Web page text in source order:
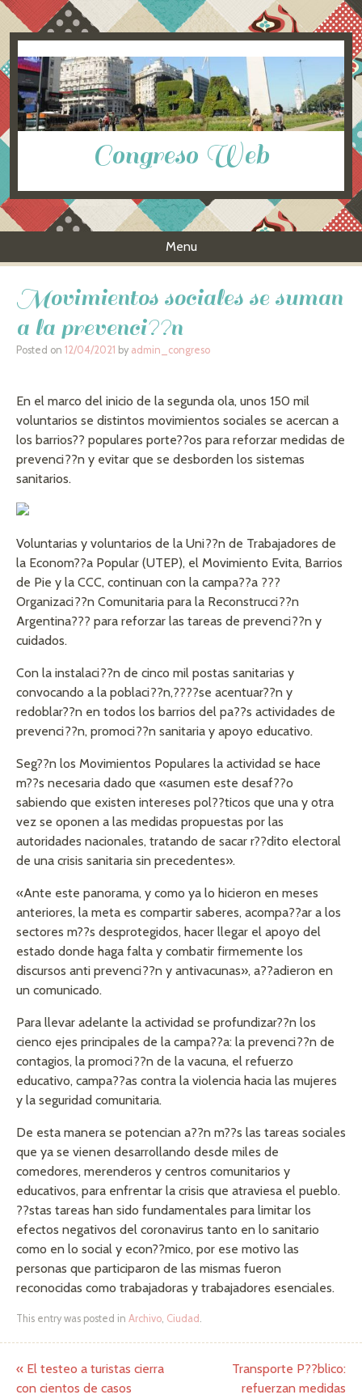
Congreso Web
Menu
Movimientos sociales se suman
a la prevenci??n
Posted on 12/04/2021 by admin_congreso
En el marco del inicio de la segunda ola, unos 150 mil
voluntarios se distintos movimientos sociales se acercan a
los barrios?? populares porte??os para reforzar medidas de
prevenci??n y evitar que se desborden los sistemas
sanitarios.
Voluntarias y voluntarios de la Uni??n de Trabajadores de
la Econom??a Popular (UTEP), el Movimiento Evita, Barrios
de Pie y la CCC, continuan con la campa??a ???
Organizaci??n Comunitaria para la Reconstrucci??n
Argentina??? para reforzar las tareas de prevenci??n y
cuidados.
Con la instalaci??n de cinco mil postas sanitarias y
convocando a la poblaci??n,????se acentuar??n y
redoblar??n en todos los barrios del pa??s actividades de
prevenci??n, promoci??n sanitaria y apoyo educativo.
Seg??n los Movimientos Populares la actividad se hace
m??s necesaria dado que «asumen este desaf??o
sabiendo que existen intereses pol??ticos que una y otra
vez se oponen a las medidas propuestas por las
autoridades nacionales, tratando de sacar r??dito electoral
de una crisis sanitaria sin precedentes».
«Ante este panorama, y como ya lo hicieron en meses
anteriores, la meta es compartir saberes, acompa??ar a los
sectores m??s desprotegidos, hacer llegar el apoyo del
estado donde haga falta y combatir firmemente los
discursos anti prevenci??n y antivacunas», a??adieron en
un comunicado.
Para llevar adelante la actividad se profundizar??n los
cienco ejes principales de la campa??a: la prevenci??n de
contagios, la promoci??n de la vacuna, el refuerzo
educativo, campa??as contra la violencia hacia las mujeres
y la seguridad comunitaria.
De esta manera se potencian a??n m??s las tareas sociales
que ya se vienen desarrollando desde miles de
comedores, merenderos y centros comunitarios y
educativos, para enfrentar la crisis que atraviesa el pueblo.
??stas tareas han sido fundamentales para limitar los
efectos negativos del coronavirus tanto en lo sanitario
como en lo social y econ??mico, por ese motivo las
personas que participaron de las mismas fueron
reconocidas como trabajadoras y trabajadores esenciales.
This entry was posted in Archivo, Ciudad .
Post navigation
« El testeo a turistas cierra
con cientos de casos
Transporte P??blico:
refuerzan medidas